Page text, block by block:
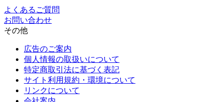
よくあるご質問
お問い合わせ
その他
広告のご案内
個人情報の取扱いについて
特定商取引法に基づく表記
サイト利用規約・環境について
リンクについて